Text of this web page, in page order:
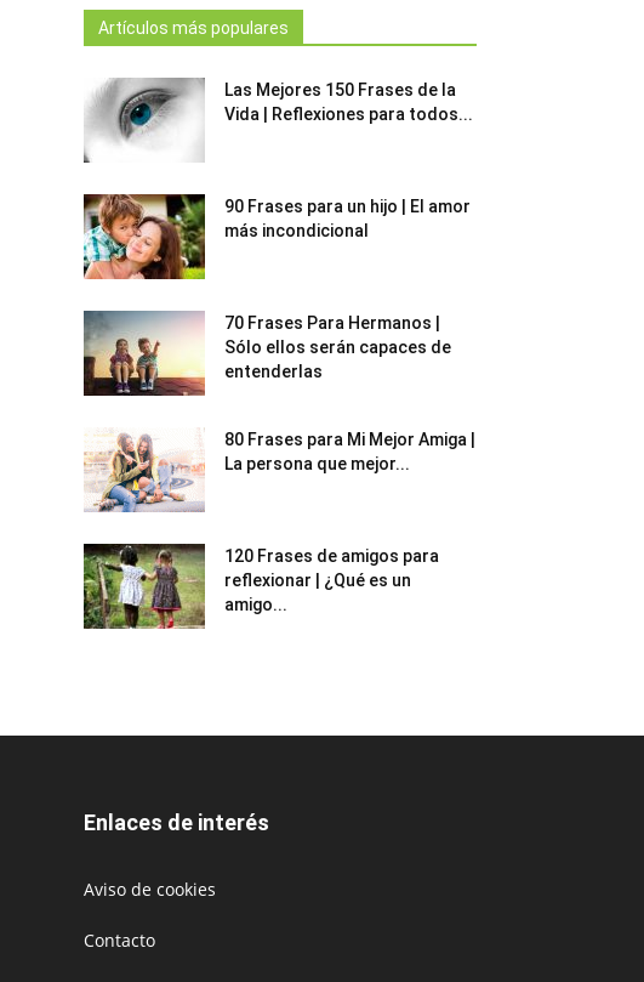
Artículos más populares
Las Mejores 150 Frases de la
Vida | Reflexiones para todos...
90 Frases para un hijo | El amor
más incondicional
70 Frases Para Hermanos |
Sólo ellos serán capaces de
entenderlas
80 Frases para Mi Mejor Amiga |
La persona que mejor...
120 Frases de amigos para
reflexionar | ¿Qué es un
amigo...
Enlaces de interés
Aviso de cookies
Contacto